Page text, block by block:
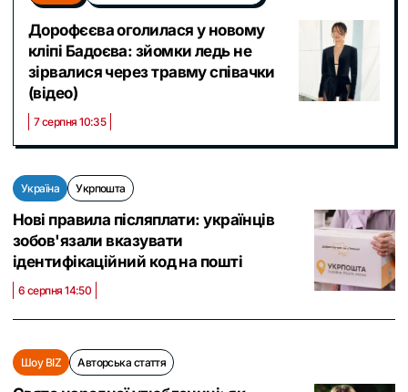
Дорофєєва оголилася у новому
кліпі Бадоєва: зйомки ледь не
зірвалися через травму співачки
(відео)
7 серпня 10:35
Україна Укрпошта
Нові правила післяплати: українців
зобов'язали вказувати
ідентифікаційний код на пошті
6 серпня 14:50
Шоу BIZ Авторська стаття